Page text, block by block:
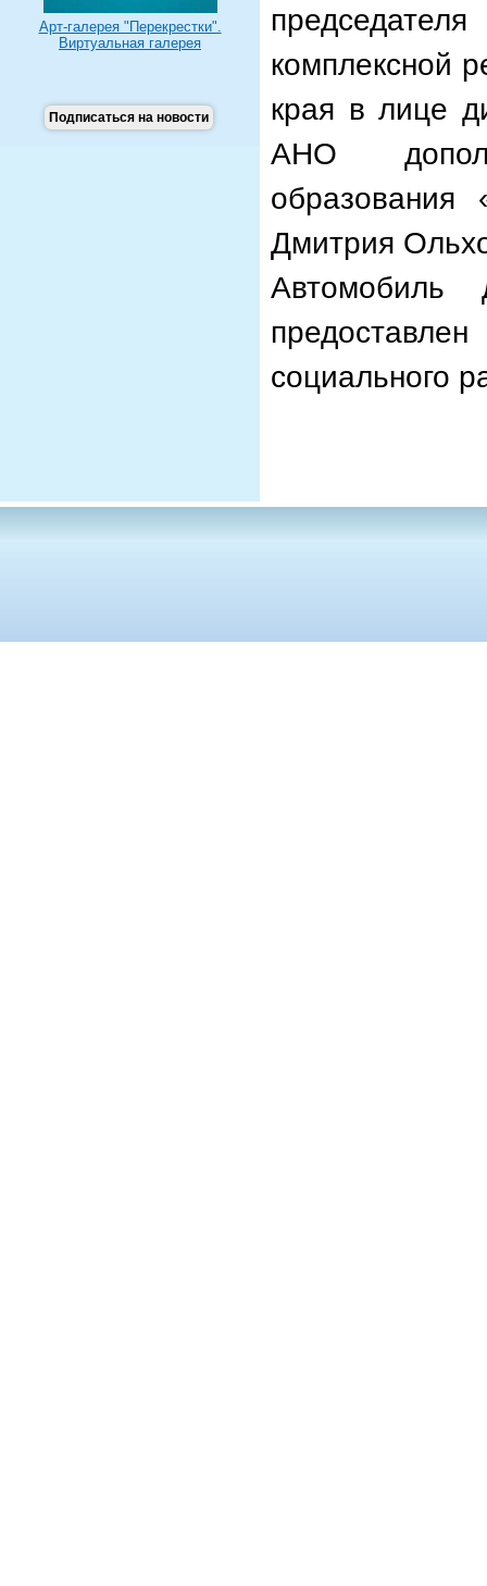
Арт-галерея "Перекрестки".
Виртуальная галерея
Подписаться на новости
комплексной
края в лице
АНО
Дмитрия
Автомобиль
социального